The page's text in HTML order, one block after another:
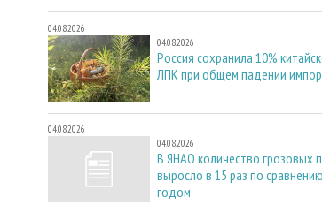
04.08.2026
04.08.2026
Россия сохранила 10%
ЛПК при общем падении
04.08.2026
04.08.2026
В ЯНАО количество грозовых
выросло в 15 раз по
годом